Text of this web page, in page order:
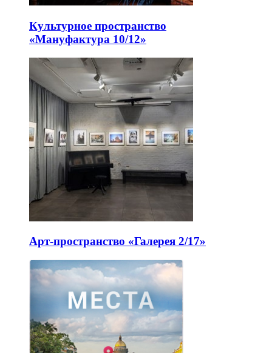
Культурное пространство
«Мануфактура 10/12»
Арт-пространство «Галерея 2/17»